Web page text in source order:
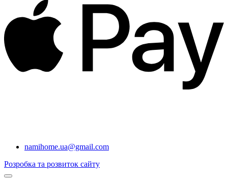
namihome.ua@gmail.com
Розробка та розвиток сайту